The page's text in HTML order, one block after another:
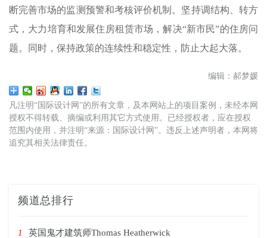
断完善市场的监测预警和考核评价机制。坚持调结构、转方
式，大力培育和发展住房租赁市场，解决“新市民”的住房问
题。同时，保持政策的连续性和稳定性，防止大起大落。
编辑：郝梦媛
凡注明“国际设计网”的所有文章，及本网站上的项目案例，未经本网
授权不得转载、摘编或利用其它方式使用。已经授权者，应在授权
范围内使用，并注明“来源：国际设计网”。违反上述声明者，本网将
追究其相关法律责任。
频道总排行
1 英国鬼才建筑师Thomas Heatherwick